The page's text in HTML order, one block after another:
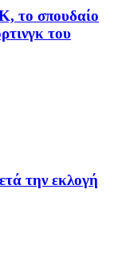
το σπουδαίο
του
την εκλογή